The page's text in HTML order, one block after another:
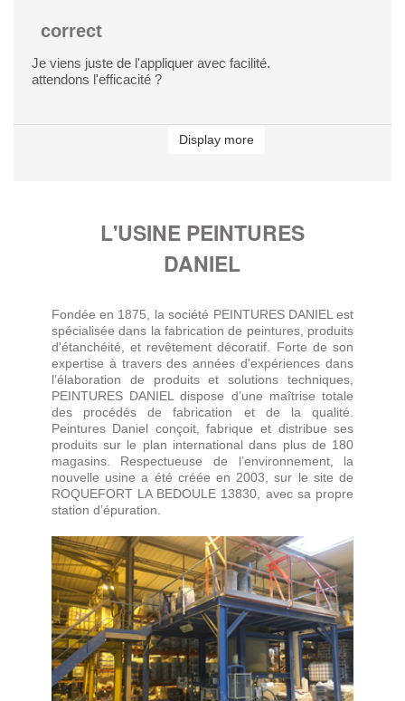
correct
Je viens juste de l'appliquer avec facilité.
attendons l'efficacité ?
Display more
L'USINE PEINTURES
DANIEL
Fondée en 1875, la société PEINTURES DANIEL est
spécialisée dans la fabrication de peintures, produits
d'étanchéité, et revêtement décoratif. Forte de son
expertise à travers des années d'expériences dans
l’élaboration de produits et solutions techniques,
PEINTURES DANIEL dispose d’une maîtrise totale
des procédés de fabrication et de la qualité.
Peintures Daniel conçoit, fabrique et distribue ses
produits sur le plan international dans plus de 180
magasins. Respectueuse de l’environnement, la
nouvelle usine a été créée en 2003, sur le site de
ROQUEFORT LA BEDOULE 13830, avec sa propre
station d’épuration.